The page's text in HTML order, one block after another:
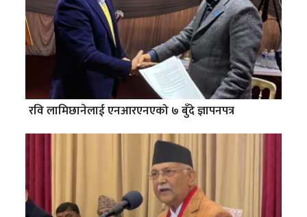
रवि लामिछानेलाई एनआरएनएको ७ बुँदे ज्ञापनपत्र